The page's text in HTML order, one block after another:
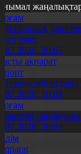
салалық
емес
20:05
ақпарат
ойындары
10:01
сайлауына
20:03